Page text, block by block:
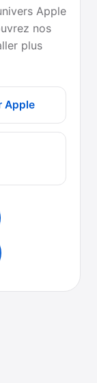
Apple
nos
plus
Apple